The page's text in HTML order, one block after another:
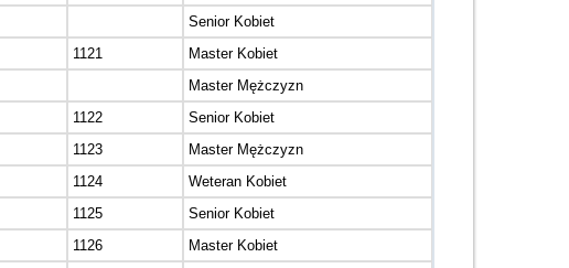
Senior Kobiet
1121
Master Kobiet
Master Mężczyzn
1122
Senior Kobiet
1123
Master Mężczyzn
1124
Weteran Kobiet
1125
Senior Kobiet
1126
Master Kobiet